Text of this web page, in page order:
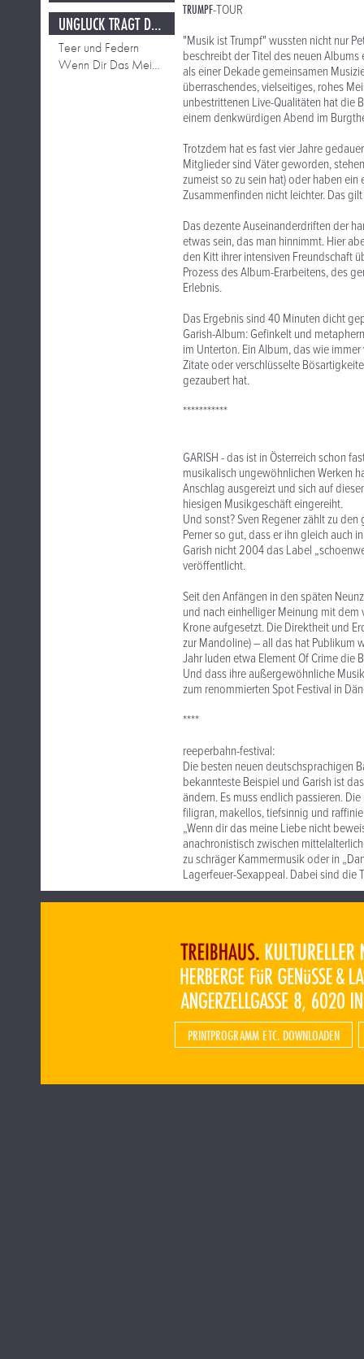
UNGLÜCK TRÄGT DEN SELBEN NAMEN.
Teer und Federn
Wenn Dir Das Meine Liebe Nicht Beweist
TRUMPF-TOUR
"Musik ist Trumpf" wussten nicht nur
beschreibt der Titel des neuen
als einer Dekade gemeinsamen
überraschendes, vielseitiges, rohes
unbestrittenen Live-Qualitäten hat die
einem denkwürdigen Abend im
Trotzdem hat es fast vier Jahre
Mitglieder sind Väter geworden,
zumeist so zu sein hat) oder haben
Zusammenfinden nicht leichter. Das
Das dezente Auseinanderdriften der
etwas sein, das man hinnimmt. Hier
den Kitt ihrer intensiven Freundschaft
Prozess des Album-Erarbeitens, des
Erlebnis.
Das Ergebnis sind 40 Minuten dicht
Garish-Album: Gefinkelt und
im Unterton. Ein Album, das wie
Zitate oder verschlüsselte
gezaubert hat.
***********
GARISH - das ist in Österreich schon
musikalisch ungewöhnlichen Werken
Anschlag ausgereizt und sich auf
hiesigen Musikgeschäft eingereiht.
Und sonst? Sven Regener zählt zu
Perner so gut, dass er ihn gleich auch
Garish nicht 2004 das Label
veröffentlicht.
Seit den Anfängen in den späten
und nach einhelliger Meinung mit
Krone aufgesetzt. Die Direktheit und
zur Mandoline) – all das hat Publikum
Jahr luden etwa Element Of Crime die
Und dass ihre außergewöhnliche
zum renommierten Spot Festival in
****
reeperbahn-festival:
Die besten neuen deutschsprachigen
bekannteste Beispiel und Garish ist
ändern. Es muss endlich passieren.
filigran, makellos, tiefsinnig und
„Wenn dir das meine Liebe nicht
anachronistisch zwischen
zu schräger Kammermusik oder in
Lagerfeuer-Sexappeal. Dabei sind die
PRINTPROGRAMM ETC. DOWNLOADEN